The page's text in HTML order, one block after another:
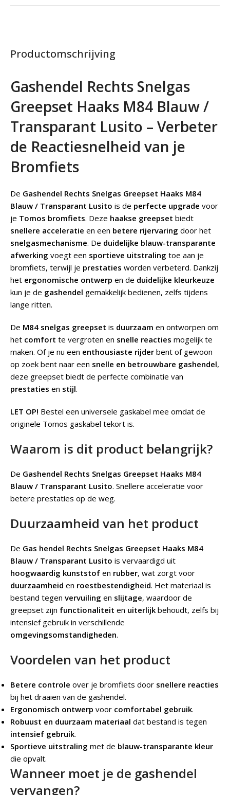
Productomschrijving
Gashendel Rechts Snelgas
Greepset Haaks M84 Blauw /
Transparant Lusito – Verbeter
de Reactiesnelheid van je
Bromfiets
De Gashendel Rechts Snelgas Greepset Haaks M84
Blauw / Transparant Lusito is de perfecte upgrade voor
je Tomos bromfiets. Deze haakse greepset biedt
snellere acceleratie en een betere rijervaring door het
snelgasmechanisme. De duidelijke blauw-transparante
afwerking voegt een sportieve uitstraling toe aan je
bromfiets, terwijl je prestaties worden verbeterd. Dankzij
het ergonomische ontwerp en de duidelijke kleurkeuze
kun je de gashendel gemakkelijk bedienen, zelfs tijdens
lange ritten.
De M84 snelgas greepset is duurzaam en ontworpen om
het comfort te vergroten en snelle reacties mogelijk te
maken. Of je nu een enthousiaste rijder bent of gewoon
op zoek bent naar een snelle en betrouwbare gashendel,
deze greepset biedt de perfecte combinatie van
prestaties en stijl.
LET OP! Bestel een universele gaskabel mee omdat de
originele Tomos gaskabel tekort is.
Waarom is dit product belangrijk?
De Gashendel Rechts Snelgas Greepset Haaks M84
Blauw / Transparant Lusito. Snellere acceleratie voor
betere prestaties op de weg.
Duurzaamheid van het product
De Gas hendel Rechts Snelgas Greepset Haaks M84
Blauw / Transparant Lusito is vervaardigd uit
hoogwaardig kunststof en rubber, wat zorgt voor
duurzaamheid en roestbestendigheid. Het materiaal is
bestand tegen vervuiling en slijtage, waardoor de
greepset zijn functionaliteit en uiterlijk behoudt, zelfs bij
intensief gebruik in verschillende
omgevingsomstandigheden.
Voordelen van het product
Betere controle over je bromfiets door snellere reacties
bij het draaien van de gashendel.
Ergonomisch ontwerp voor comfortabel gebruik.
Robuust en duurzaam materiaal dat bestand is tegen
intensief gebruik.
Sportieve uitstraling met de blauw-transparante kleur
die opvalt.
Wanneer moet je de gashendel
vervangen?